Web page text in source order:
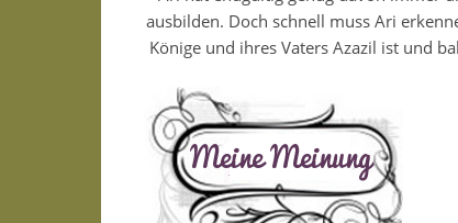
ausbilden. Doch schnell muss Ari
Könige und ihres Vaters Azazil ist und